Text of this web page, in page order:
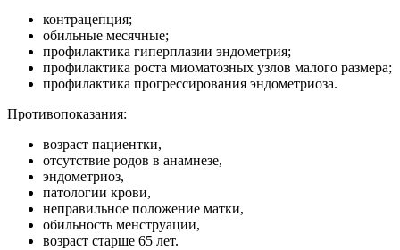
контрацепция;
обильные месячные;
профилактика гиперплазии эндометрия;
профилактика роста миоматозных узлов малого размера;
профилактика прогрессирования эндометриоза.
Противопоказания:
возраст пациентки,
отсутствие родов в анамнезе,
эндометриоз,
патологии крови,
неправильное положение матки,
обильность менструации,
возраст старше 65 лет.